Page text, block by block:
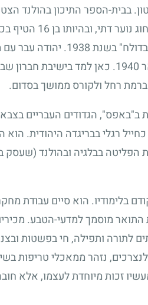
הספר התיכון בהולנד
נוער דתי, ובהיותו בן16 הטיף
בשנת1938. יהודה עבר
1940. כאן למד בישיבת חברון
רחל ולקורס ממושך בסדום.
ב"באפס", הגדודים העבריים
רגלי בבריגדה היהודית.
הפליטה בבלגיה ובהולנד
בלימודיו. הוא סיים עבודת
מוסמך למדעי-הטבע.
ותפילה, חי בפשטות
נזהר ממאכלי טריפות
זכות מיוחדת לעצמו, אלא